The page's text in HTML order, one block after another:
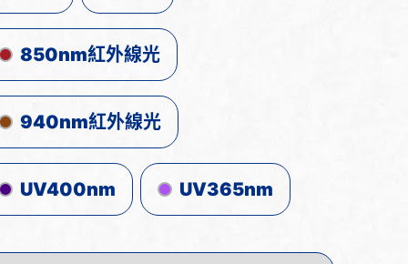
850nm紅外線光
940nm紅外線光
UV400nm UV365nm